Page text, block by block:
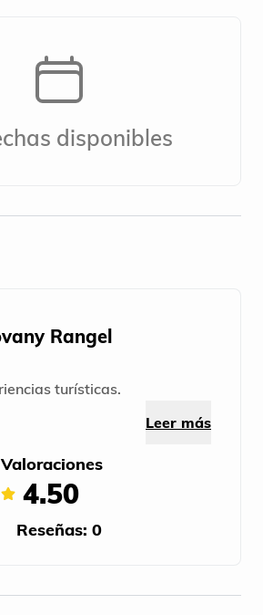
disponibles
Rangel
turísticas.
Leer más
Valoraciones
4.50
Reseñas: 0